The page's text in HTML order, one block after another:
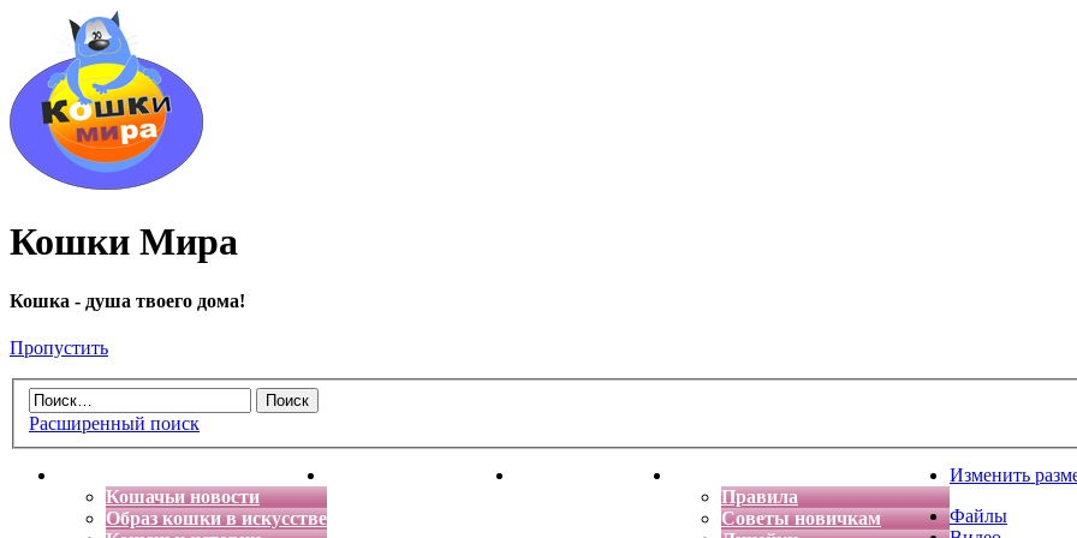
Кошки Мира
Кошка - душа твоего дома!
Пропустить
Расширенный поиск
Кошачьи новости
Образ кошки в искусстве
Энциклопедия кошек Детская фантазия
Правила
Советы новичкам
Изменить
Файлы